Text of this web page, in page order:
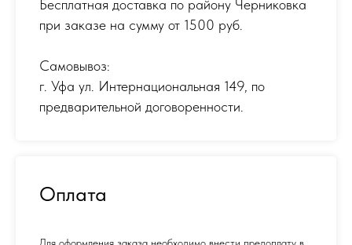
Бесплатная доставка по району Черниковка
при заказе на сумму от 1500 руб.
Самовывоз:
г. Уфа ул. Интернациональная 149, по
предварительной договоренности.
Оплата